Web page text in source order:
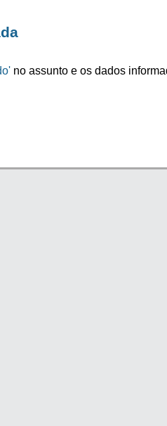
no assunto e os dados